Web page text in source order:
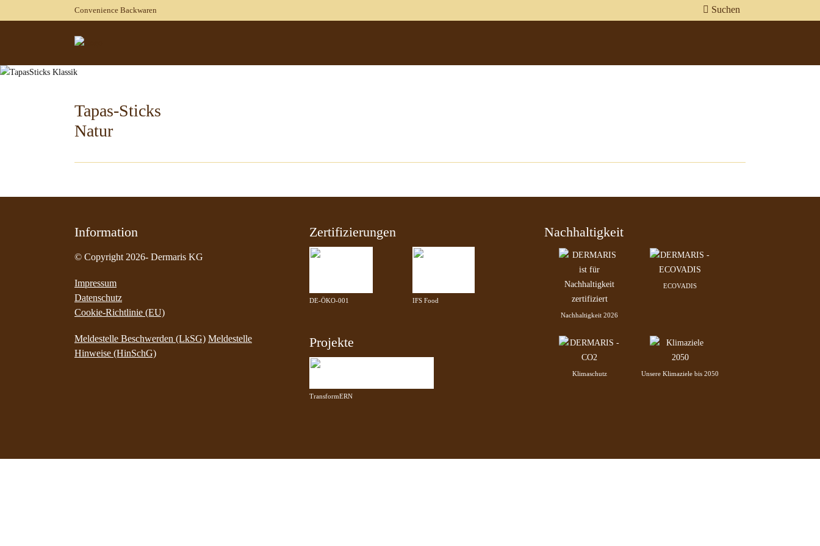
Convenience Backwaren Suchen
Tapas-Sticks
Natur
Information
© Copyright 2026- Dermaris KG
Impressum
Datenschutz
Cookie-Richtlinie (EU)
Meldestelle Beschwerden (LkSG) Meldestelle
Hinweise (HinSchG)
Zertifizierungen
DE-ÖKO-001 IFS Food
Projekte
TransformERN
Nachhaltigkeit
Nachhaltigkeit 2026
ECOVADIS
Klimaschutz Unsere Klimaziele bis 2050